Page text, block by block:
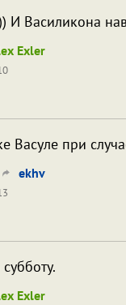
И Василикона
Exler
Васуле при
ekhv
Exler